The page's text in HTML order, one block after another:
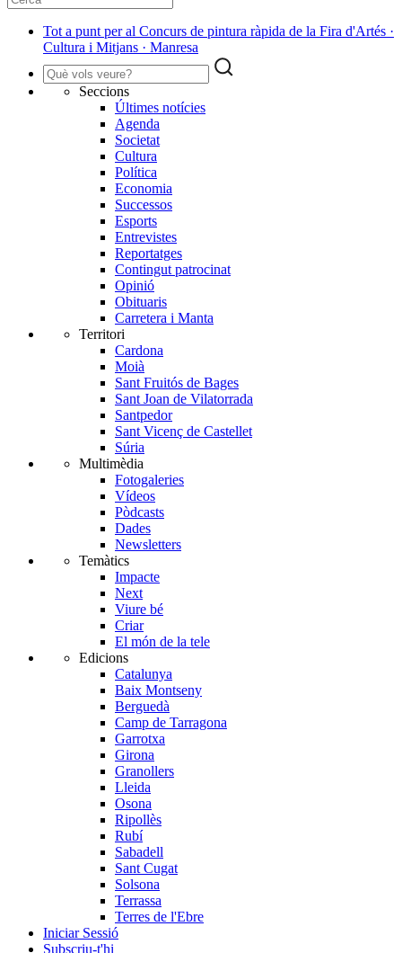
Tot a punt per al Concurs de pintura ràpida de la Fira d'Artés ·
Cultura i Mitjans · Manresa
Seccions
Últimes notícies
Agenda
Societat
Cultura
Política
Economia
Successos
Esports
Entrevistes
Reportatges
Contingut patrocinat
Opinió
Obituaris
Carretera i Manta
Territori
Cardona
Moià
Sant Fruitós de Bages
Sant Joan de Vilatorrada
Santpedor
Sant Vicenç de Castellet
Súria
Multimèdia
Fotogaleries
Vídeos
Pòdcasts
Dades
Newsletters
Temàtics
Impacte
Next
Viure bé
Criar
El món de la tele
Edicions
Catalunya
Baix Montseny
Berguedà
Camp de Tarragona
Garrotxa
Girona
Granollers
Lleida
Osona
Ripollès
Rubí
Sabadell
Sant Cugat
Solsona
Terrassa
Terres de l'Ebre
Iniciar Sessió
Subscriu-t'hi